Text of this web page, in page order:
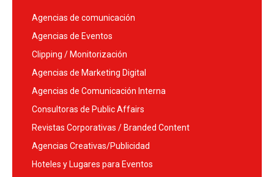
Agencias de comunicación
Agencias de Eventos
Clipping / Monitorización
Agencias de Marketing Digital
Agencias de Comunicación Interna
Consultoras de Public Affairs
Revistas Corporativas / Branded Content
Agencias Creativas/Publicidad
Hoteles y Lugares para Eventos